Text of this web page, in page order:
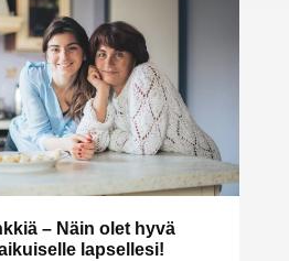
– Näin olet hyvä
lapsellesi!